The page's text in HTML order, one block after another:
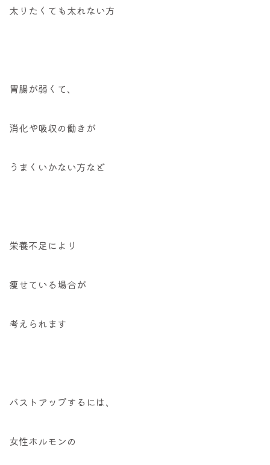
太りたくても太れない方
胃腸が弱くて、
消化や吸収の働きが
うまくいかない方など
栄養不足により
痩せている場合が
考えられます
バストアップするには、
女性ホルモンの